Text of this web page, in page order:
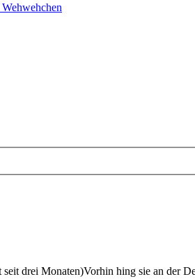
drei Monaten)Vorhin hing sie an der